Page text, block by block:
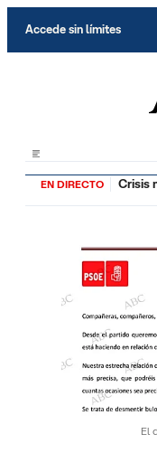
Accede sin límites
EN DIRECTO Crisis
El